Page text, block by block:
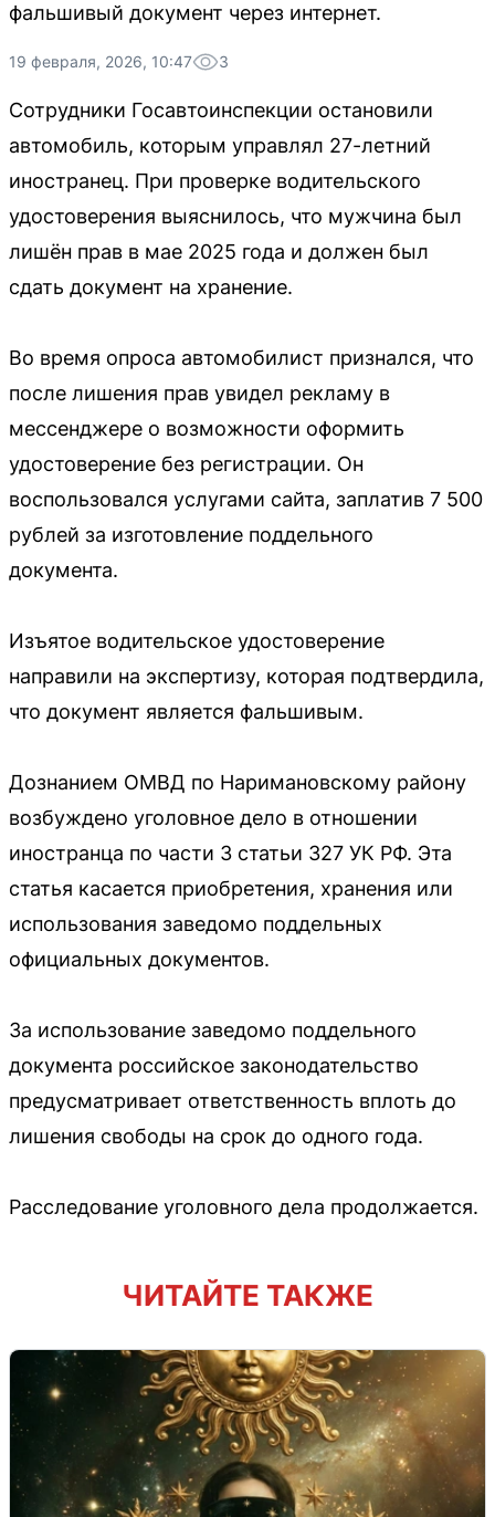
фальшивый документ через интернет.
19 февраля, 2026, 10:47 3
Сотрудники Госавтоинспекции остановили
автомобиль, которым управлял 27-летний
иностранец. При проверке водительского
удостоверения выяснилось, что мужчина был
лишён прав в мае 2025 года и должен был
сдать документ на хранение.
Во время опроса автомобилист признался, что
после лишения прав увидел рекламу в
мессенджере о возможности оформить
удостоверение без регистрации. Он
воспользовался услугами сайта, заплатив 7 500
рублей за изготовление поддельного
документа.
Изъятое водительское удостоверение
направили на экспертизу, которая подтвердила,
что документ является фальшивым.
Дознанием ОМВД по Наримановскому району
возбуждено уголовное дело в отношении
иностранца по части 3 статьи 327 УК РФ. Эта
статья касается приобретения, хранения или
использования заведомо поддельных
официальных документов.
За использование заведомо поддельного
документа российское законодательство
предусматривает ответственность вплоть до
лишения свободы на срок до одного года.
Расследование уголовного дела продолжается.
ЧИТАЙТЕ ТАКЖЕ